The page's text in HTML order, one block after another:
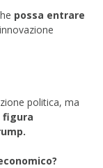
possa entrare
politica, ma
figura